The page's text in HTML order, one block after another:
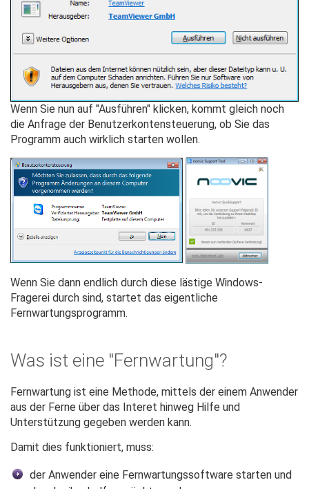
Wenn Sie nun auf "Ausführen" klicken, kommt gleich noch
die Anfrage der Benutzerkontensteuerung, ob Sie das
Programm auch wirklich starten wollen.
Wenn Sie dann endlich durch diese lästige Windows-
Fragerei durch sind, startet das eigentliche
Fernwartungsprogramm.
Was ist eine "Fernwartung"?
Fernwartung ist eine Methode, mittels der einem Anwender
aus der Ferne über das Interet hinweg Hilfe und
Unterstützung gegeben werden kann.
Damit dies funktioniert, muss:
der Anwender eine Fernwartungssoftware starten und